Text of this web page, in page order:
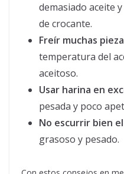
demasiado aceite
de crocante.
Freír muchas
temperatura del
aceitoso.
Usar harina en
pesada y poco
No escurrir bien
grasoso y pesado.